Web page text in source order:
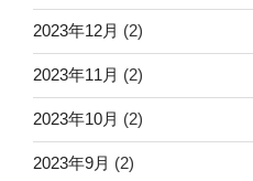
2023年12月 (2)
2023年11月 (2)
2023年10月 (2)
2023年9月 (2)